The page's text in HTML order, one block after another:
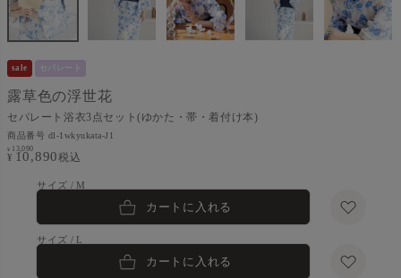
sale セパレート
セパレート浴衣3点セット(ゆかた・帯・着付け本)
露草色の浮世花
商品番号 dl-1wkyukata-J1
¥ 13,090
¥ 10,890税込
M
カートに入れる
L
カートに入れる